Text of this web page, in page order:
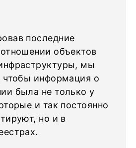
последние
объектов
мы
чтобы информация о
была не только у
и так постоянно
но и в